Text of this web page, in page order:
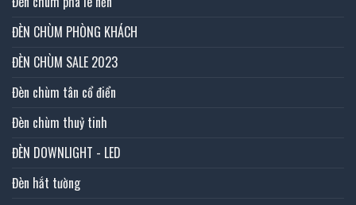
ĐÈN CHÙM PHÒNG KHÁCH
ĐÈN CHÙM SALE 2023
Đèn chùm tân cổ điển
Đèn chùm thuỷ tinh
ĐÈN DOWNLIGHT - LED
Đèn hắt tường